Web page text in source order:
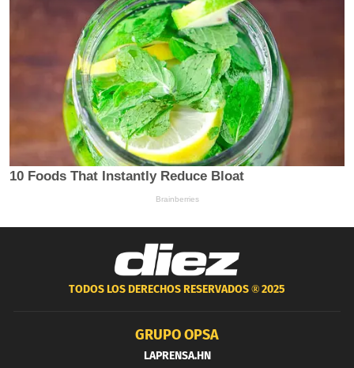
TODOS LOS DERECHOS RESERVADOS ®2025
GRUPO OPSA
LAPRENSA.HN